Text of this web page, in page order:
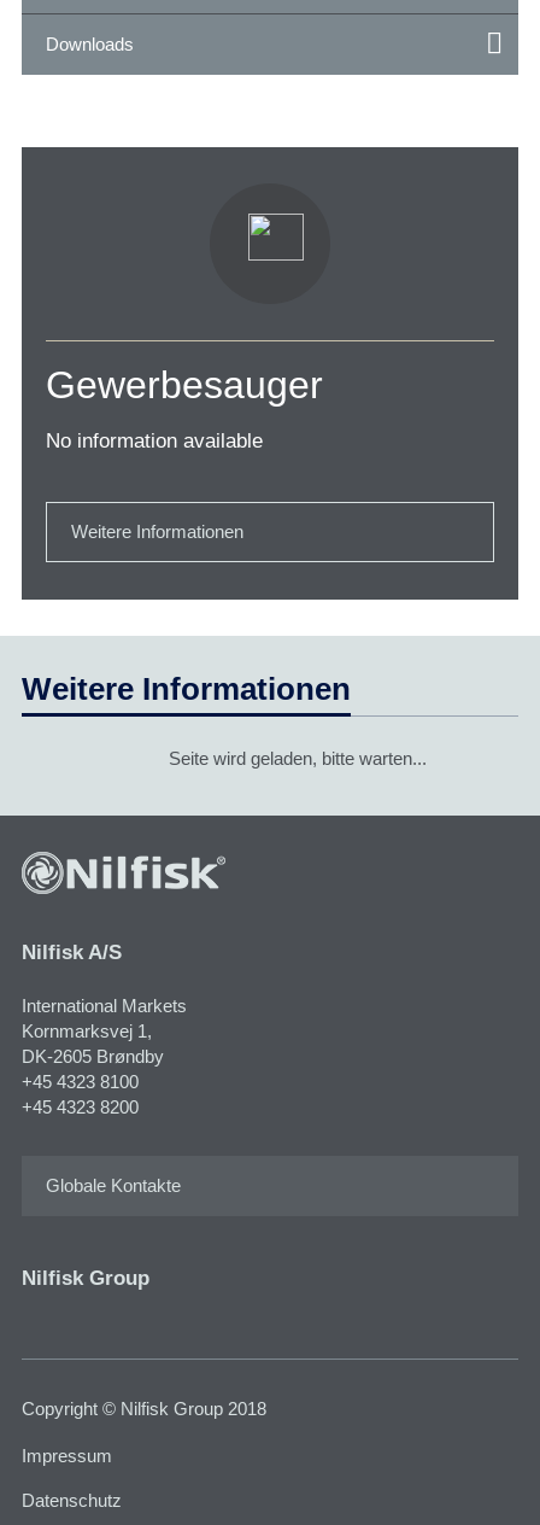
Downloads
Gewerbesauger
No information available
Weitere Informationen
Weitere Informationen
Seite wird geladen, bitte warten...
Nilfisk A/S
International Markets
Kornmarksvej 1​,
DK-2605 Brøndby
+45 4323 8100
+45 4323 8200
Globale Kontakte
Nilfisk Group
Copyright © Nilfisk Group 2018
Impressum
Datenschutz